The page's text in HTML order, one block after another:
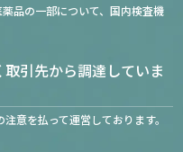
品の一部について、国内検査機
引先から調達していま
意を払って運営しております。